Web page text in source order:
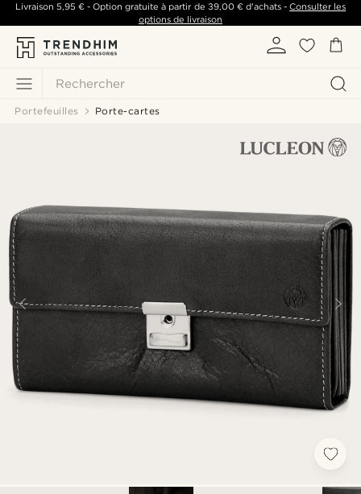
Rechercher
Livraison 5,95 €- Option gratuite à partir de 39,00 €d'achats -Consulter les
options de livraison
Portefeuilles Porte-cartes